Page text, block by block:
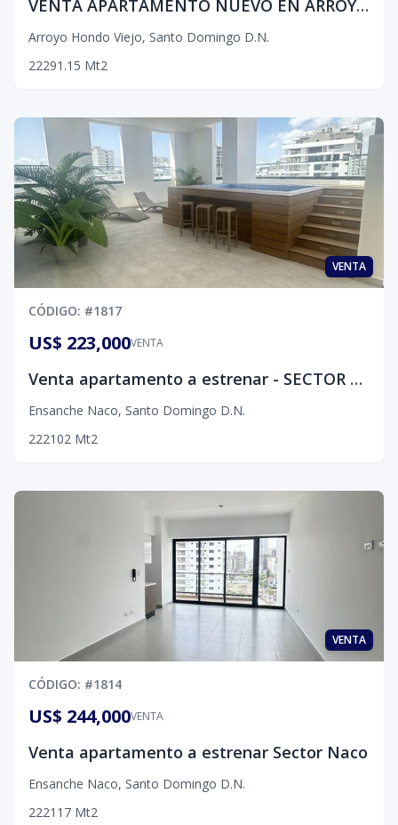
VENTA APARTAMENTO NUEVO EN ARROYO HONDO VIEJO
Arroyo Hondo Viejo, Santo Domingo D.N.
22291.15 Mt2
VENTA
CÓDIGO: #1817
VENTA
US$ 223,000
Venta apartamento a estrenar - SECTOR NACO
Ensanche Naco, Santo Domingo D.N.
222102 Mt2
VENTA
CÓDIGO: #1814
VENTA
US$ 244,000
Venta apartamento a estrenar Sector Naco
Ensanche Naco, Santo Domingo D.N.
222117 Mt2